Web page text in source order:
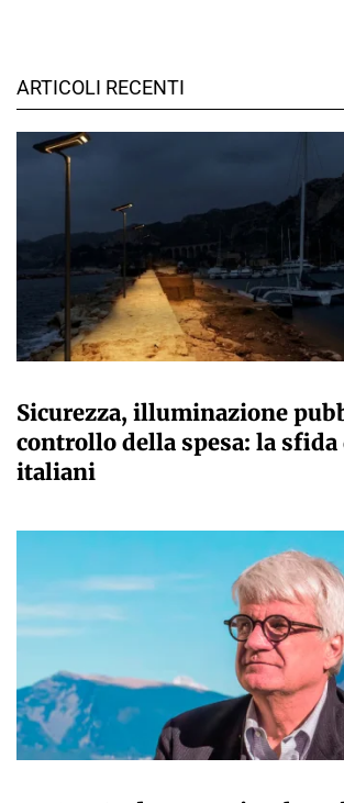
ARTICOLI RECENTI
Sicurezza, illuminazione
controllo della spesa: la
italiani